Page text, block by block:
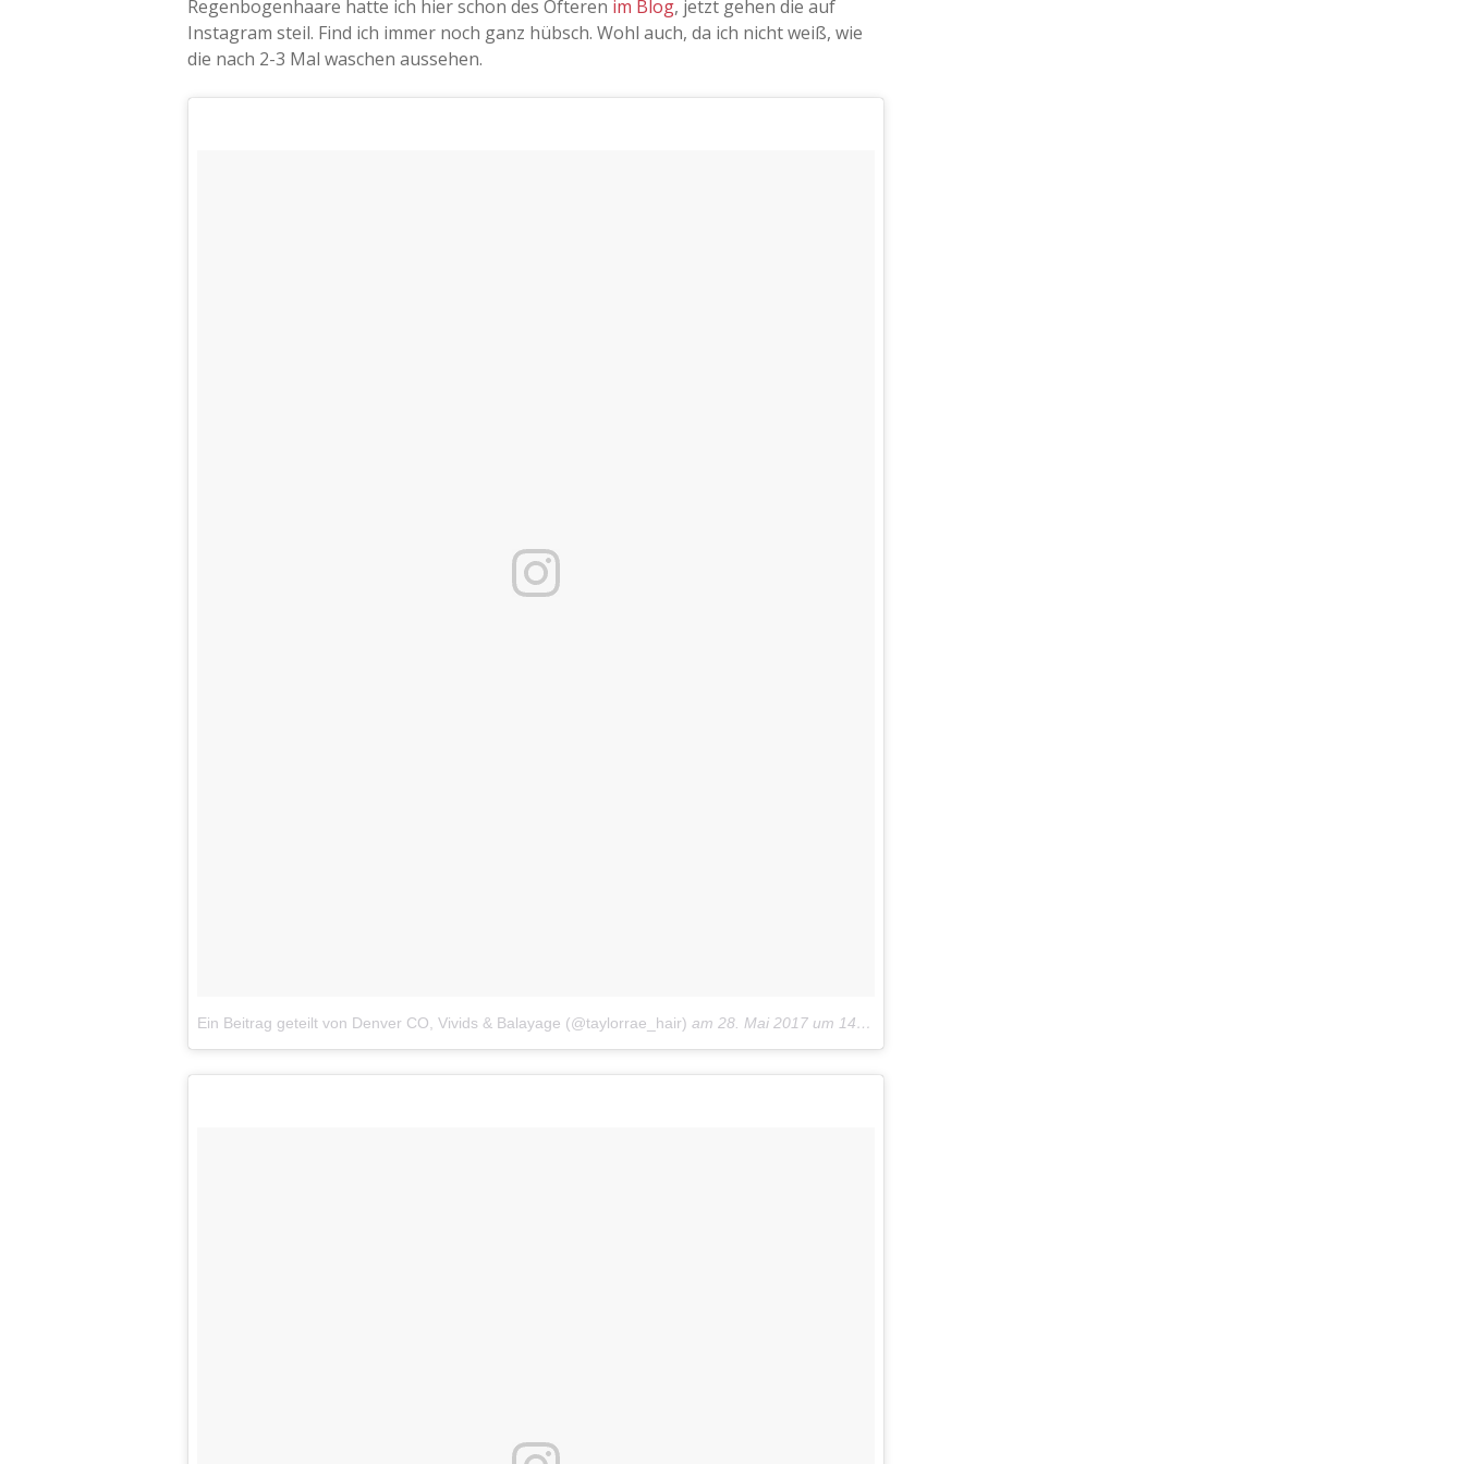
Regenbogenhaare hatte ich hier schon des Öfteren im Blog, jetzt gehen die auf
Instagram steil. Find ich immer noch ganz hübsch. Wohl auch, da ich nicht weiß, wie
die nach 2-3 Mal waschen aussehen.
Ein Beitrag geteilt von Denver CO, Vivids & Balayage (@taylorrae_hair) am 28. Mai 2017 um 14:52 Uhr